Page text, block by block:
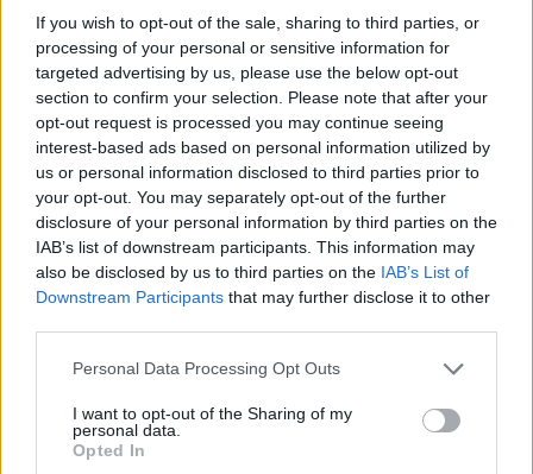
If you wish to opt-out of the sale, sharing to third parties, or
processing of your personal or sensitive information for
targeted advertising by us, please use the below opt-out
section to confirm your selection. Please note that after your
opt-out request is processed you may continue seeing
interest-based ads based on personal information utilized by
us or personal information disclosed to third parties prior to
your opt-out. You may separately opt-out of the further
disclosure of your personal information by third parties on the
IAB’s list of downstream participants. This information may
also be disclosed by us to third parties on the IAB’s List of
Downstream Participants that may further disclose it to other
Please note that this website/app uses one or more Google
not limited to your visit or usage behaviour. You may click to
grant or deny consent to Google and its third-party tags to
use your data for below specified purposes in below Google
Personal Data Processing Opt Outs
I want to opt-out of the Sharing of my
personal data.
Opted In
Gyakorolja az asszertivitást
Az asszertivitás értékes készség a visszautasítás
során, mivel lehetővé teszi, hogy úgy fejezze ki
döntését, hogy közben tiszteletben tartja a másik
személy érzéseit. Gyakorolja az asszertív
kommunikációt, hogy magabiztosan, bűntudat vagy
szorongás nélkül utasítsa vissza a kéréseket.
Jelölje ki a határokat
Állítson fel világos határokat, és közölje azokat
csökkenti az utolsó pillanatban érkező kérések
Legyen együttérző önmagával